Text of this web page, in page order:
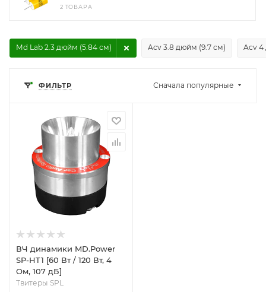
2 ТОВАРА
Acv 3.8 дюйм (9.7 см) Acv 4
Md Lab 2.3 дюйм (5.84 см)
ФИЛЬТР Сначала популярные
ВЧ динамики MD.Power
SP-HT1 [60 Вт / 120 Вт, 4
Ом, 107 дБ]
Твитеры SPL